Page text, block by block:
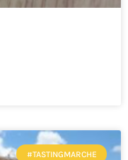
#TASTINGMARCHE